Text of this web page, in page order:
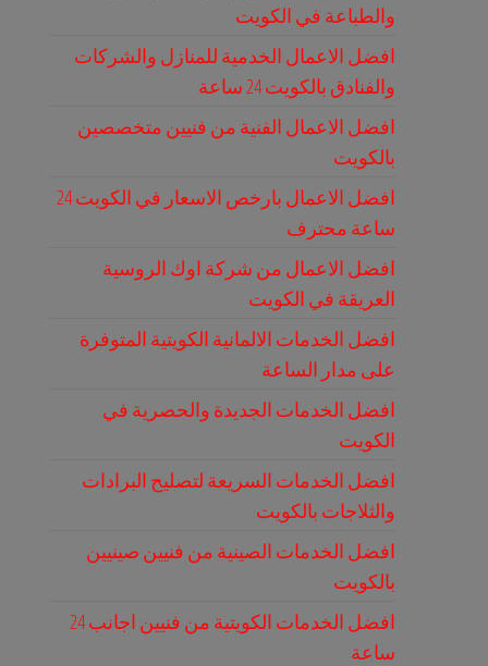
والطباعة في الكويت
افضل الاعمال الخدمية للمنازل والشركات
والفنادق بالكويت 24 ساعة
افضل الاعمال الفنية من فنيين متخصصين
بالكويت
افضل الاعمال بارخص الاسعار في الكويت 24
ساعة محترف
افضل الاعمال من شركة اوك الروسية
العريقة في الكويت
افضل الخدمات الالمانية الكويتية المتوفرة
على مدار الساعة
افضل الخدمات الجديدة والحصرية في
الكويت
افضل الخدمات السريعة لتصليح البرادات
والثلاجات بالكويت
افضل الخدمات الصينية من فنيين صينيين
بالكويت
افضل الخدمات الكويتية من فنيين اجانب 24
ساعة